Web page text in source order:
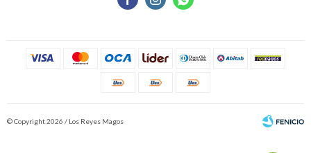
© Copyright 2026 / Los Reyes Magos